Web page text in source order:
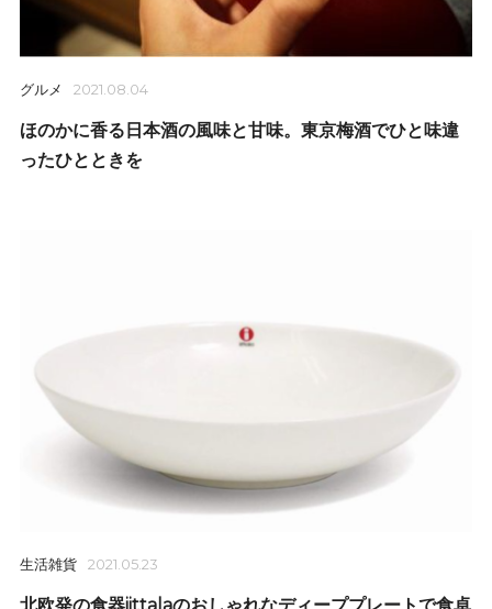
グルメ 2021.08.04
ほのかに香る日本酒の風味と甘味。東京梅酒でひと味違
ったひとときを
生活雑貨 2021.05.23
北欧発の食器iittalaのおしゃれなディーププレートで食卓